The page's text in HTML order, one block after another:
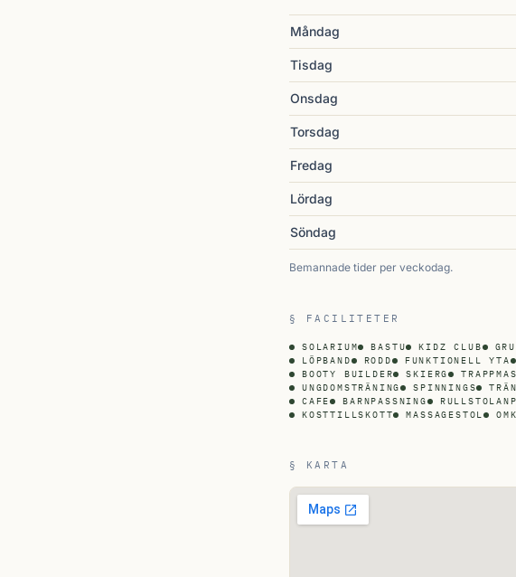
Måndag
Tisdag
Onsdag
Torsdag
Fredag
Lördag
Söndag
Bemannade tider per veckodag.
§ FACILITETER
SOLARIUM BASTU KIDZ CLUB
LÖPBAND
RODD FUNKTIONELL YTA
BOOTY BUILDER
SKIERG
UNGDOMSTRÄNING
SPINNINGS
CAFE
BARNPASSNING
KOSTTILLSKOTT
MASSAGESTOL
§ KARTA